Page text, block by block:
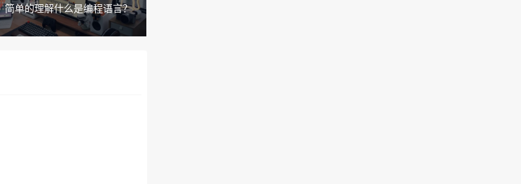
简单的理解什么是编程语言？